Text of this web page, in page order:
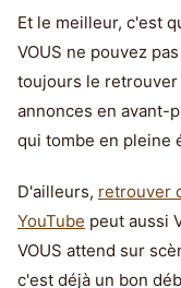
Et le meilleur, c'est
VOUS ne pouvez
toujours le retrouver
annonces en avant-
qui tombe en pleine
D'ailleurs, retrouver
YouTube peut aussi
VOUS attend sur
c'est déjà un bon